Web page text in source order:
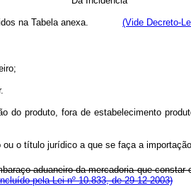
na Tabela anexa. (Vide Decreto-
produto, fora de estabelecimento
título jurídico a que se faça a
aduaneiro da mercadoria que
pela Lei nº 10.833, de 29 12 2003)